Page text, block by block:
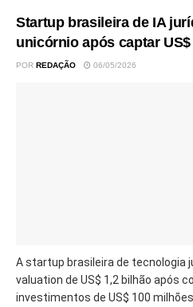
Startup brasileira de IA
unicórnio após captar
POR REDAÇÃO 06/05/2026
A startup brasileira de tecnologia
valuation de US$ 1,2 bilhão após
investimentos de US$ 100